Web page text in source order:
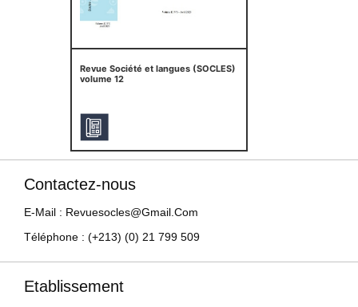
Revue Société et langues (SOCLES)
volume 12
Contactez-nous
E-Mail : Revuesocles@gmail.com
Téléphone : (+213) (0) 21 799 509
Etablissement